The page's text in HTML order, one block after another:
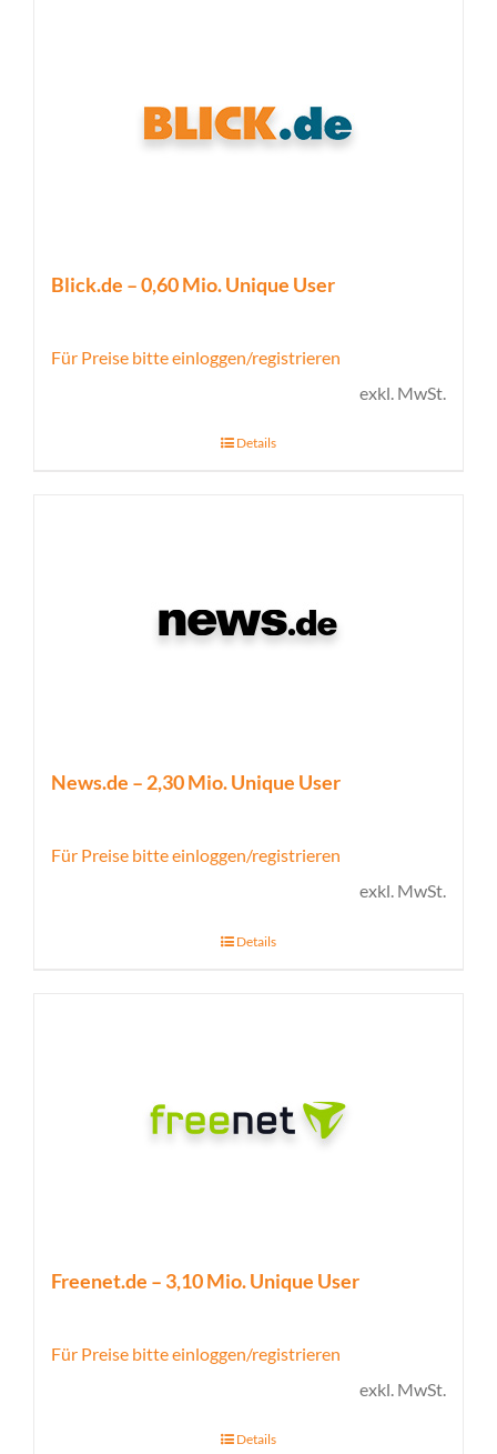
Blick.de – 0,60 Mio. Unique User
Für Preise bitte einloggen/registrieren
exkl. MwSt.
Details
News.de – 2,30 Mio. Unique User
Für Preise bitte einloggen/registrieren
exkl. MwSt.
Details
Freenet.de – 3,10 Mio. Unique User
Für Preise bitte einloggen/registrieren
exkl. MwSt.
Details